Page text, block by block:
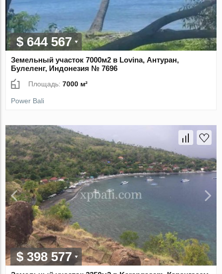
$ 644 567
Земельный участок 7000м2 в Lovina, Антуран,
Булеленг, Индонезия № 7696
Площадь:7000 м²
Power Bali
$ 398 577